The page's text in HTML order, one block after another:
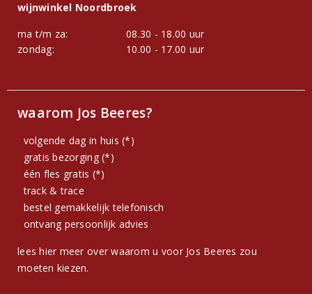
wijnwinkel Noordbroek
ma t/m za:
08.30 - 18.00 uur
zondag:
10.00 - 17.00 uur
waarom Jos Beeres?
volgende dag in huis (*)
gratis bezorging (*)
één fles gratis (*)
track & trace
bestel gemakkelijk telefonisch
ontvang persoonlijk advies
lees hier meer over waarom u voor Jos Beeres zou
moeten kiezen.